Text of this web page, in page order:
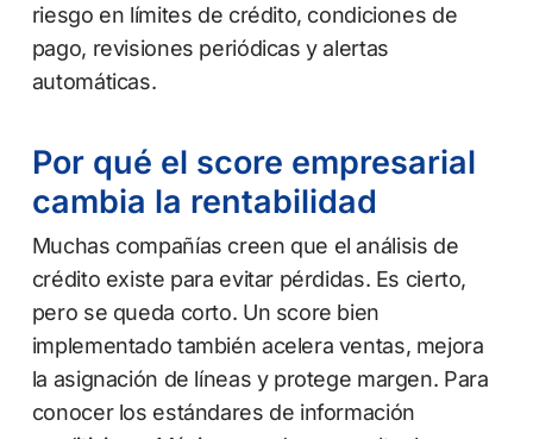
riesgo en límites de crédito, condiciones de
pago, revisiones periódicas y alertas
automáticas.
Por qué el score empresarial
cambia la rentabilidad
Muchas compañías creen que el análisis de
crédito existe para evitar pérdidas. Es cierto,
pero se queda corto. Un score bien
implementado también acelera ventas, mejora
la asignación de líneas y protege margen. Para
conocer los estándares de información